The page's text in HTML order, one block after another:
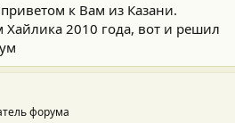
к Вам из Казани.
Хайлика 2010 года, вот и решил
форума